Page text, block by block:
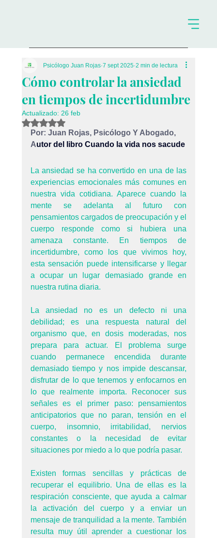
Cómo controlar la ansiedad
en tiempos de incertidumbre
Psicólogo Juan Rojas 7 sept 2025 2 min de lectura
Actualizado: 26 feb
Obtuvo NaN de 5 estrellas.
Por: Juan Rojas, Psicólogo Y Abogado,
Autor del libro Cuando la vida nos sacude
La ansiedad se ha convertido en una de las
experiencias emocionales más comunes en
nuestra vida cotidiana. Aparece cuando la
mente se adelanta al futuro con
pensamientos cargados de preocupación y el
cuerpo responde como si hubiera una
amenaza constante. En tiempos de
incertidumbre, como los que vivimos hoy,
esta sensación puede intensificarse y llegar
a ocupar un lugar demasiado grande en
nuestra rutina diaria.
La ansiedad no es un defecto ni una
debilidad; es una respuesta natural del
organismo que, en dosis moderadas, nos
prepara para actuar. El problema surge
cuando permanece encendida durante
demasiado tiempo y nos impide descansar,
disfrutar de lo que tenemos y enfocarnos en
lo que realmente importa. Reconocer sus
señales es el primer paso: pensamientos
anticipatorios que no paran, tensión en el
cuerpo, insomnio, irritabilidad, nervios
constantes o la necesidad de evitar
situaciones por miedo a lo que podría pasar.
Existen formas sencillas y prácticas de
recuperar el equilibrio. Una de ellas es la
respiración consciente, que ayuda a calmar
la activación del cuerpo y a enviar un
mensaje de tranquilidad a la mente. También
resulta muy útil aprender a cuestionar los